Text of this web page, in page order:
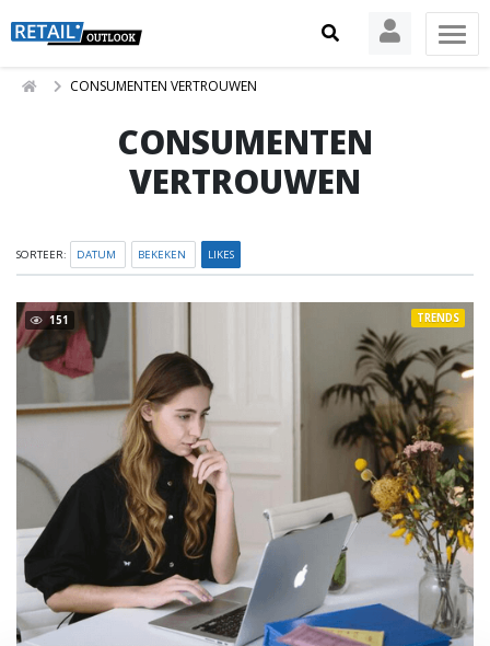
CONSUMENTEN VERTROUWEN
CONSUMENTEN
VERTROUWEN
SORTEER: DATUM BEKEKEN LIKES
151 TRENDS